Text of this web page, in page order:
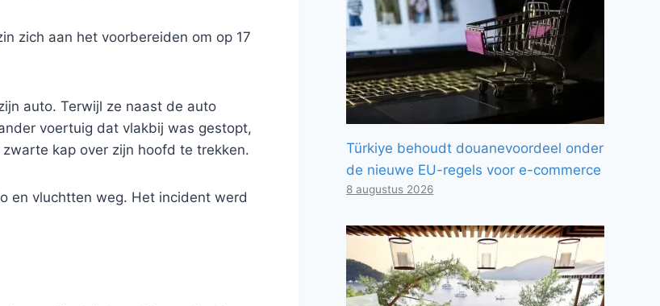
zich aan het voorbereiden om op 17
auto. Terwijl ze naast de auto
voertuig dat vlakbij was gestopt,
kap over zijn hoofd te trekken.
en vluchtten weg. Het incident werd
Türkiye behoudt douanevoordeel onder
de nieuwe EU-regels voor e-commerce
8 augustus 2026